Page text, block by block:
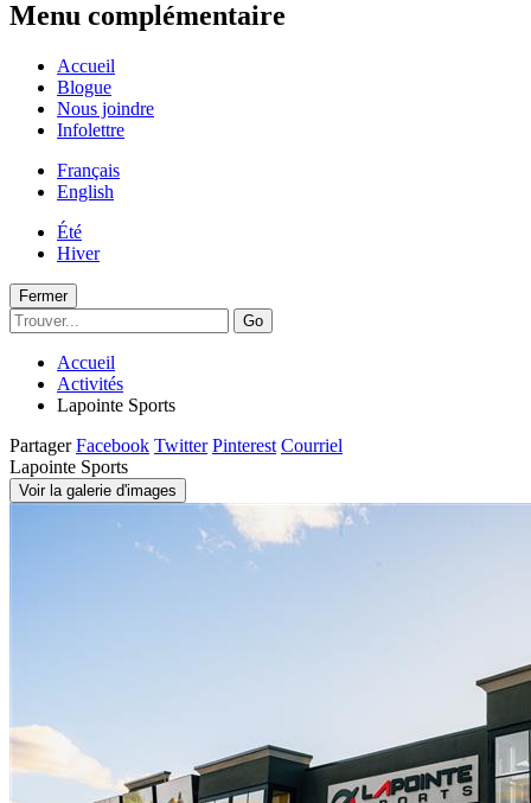
Menu complémentaire
Accueil
Blogue
Nous joindre
Infolettre
Français
English
Été
Hiver
Fermer
Go
Accueil
Activités
Lapointe Sports
Partager Facebook Twitter Pinterest Courriel
Lapointe Sports
Voir la galerie d'images